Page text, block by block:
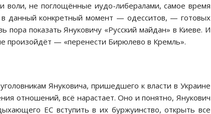
воли, не поглощённые иудо-либералами, самое время
данный конкретный момент — одесситов, — готовых
пора показать Януковичу «Русский майдан» в Киеве. И
произойдёт — «перенести Бирюлево в Кремль».
Януковича, пришедшего к власти в Украине
отношений, всё нарастает. Оно и понятно, Янукович
ЕС вступить в их буржуинство, открыть все